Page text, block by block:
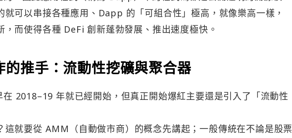
就可以串接各種應用、Dapp 的「可組合性」極高，就像樂高一樣，
而使得各種 DeFi 創新蓬勃發展、推出速度極快。
推手：流動性挖礦與聚合器
2018–19 年就已經開始，但真正開始爆紅主要還是引入了「流動性
這就要從 AMM（自動做市商）的概念先講起；一般傳統在不論是股票